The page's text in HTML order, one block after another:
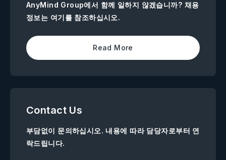
AnyMind Group에서 함께 일하지 않겠습니까? 채용
정보는 여기를 참조하십시오.
Read More
Contact Us
부담없이 문의하십시오. 내용에 따라 담당자로부터 연
락드립니다.